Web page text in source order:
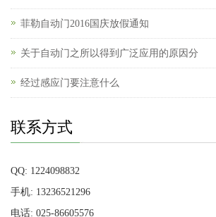
菲勒自动门2016国庆放假通知
关于自动门之所以得到广泛应用的原因分
经过感应门要注意什么
联系方式
QQ: 1224098832
手机: 13236521296
电话: 025-86605576